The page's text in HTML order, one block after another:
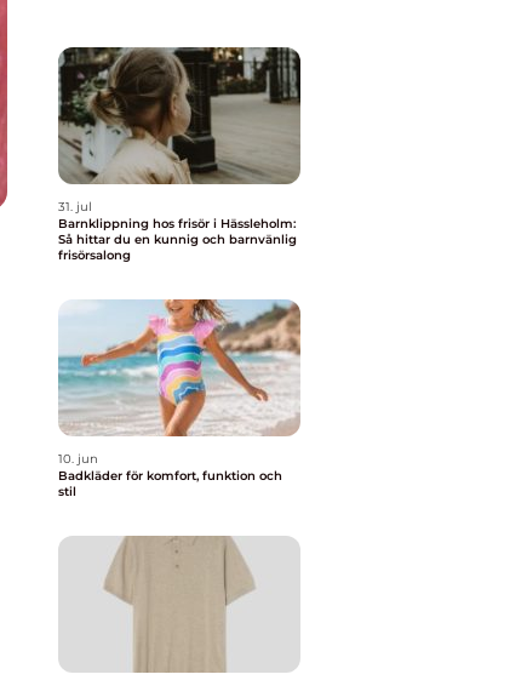
31. jul
Barnklippning hos frisör i Hässleholm:
Så hittar du en kunnig och barnvänlig
frisörsalong
10. jun
Badkläder för komfort, funktion och
stil